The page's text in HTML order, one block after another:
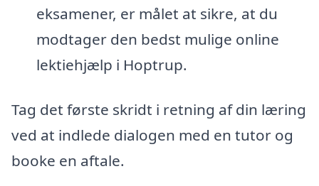
eksamener, er målet at sikre, at du
modtager den bedst mulige online
lektiehjælp i Hoptrup.
Tag det første skridt i retning af din læring
ved at indlede dialogen med en tutor og
booke en aftale.